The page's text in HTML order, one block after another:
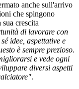
anche sull'arrivo
che spingono
crescita
di lavorare con
idee, aspettative e
è sempre prezioso.
e vede ogni
diversi aspetti
.